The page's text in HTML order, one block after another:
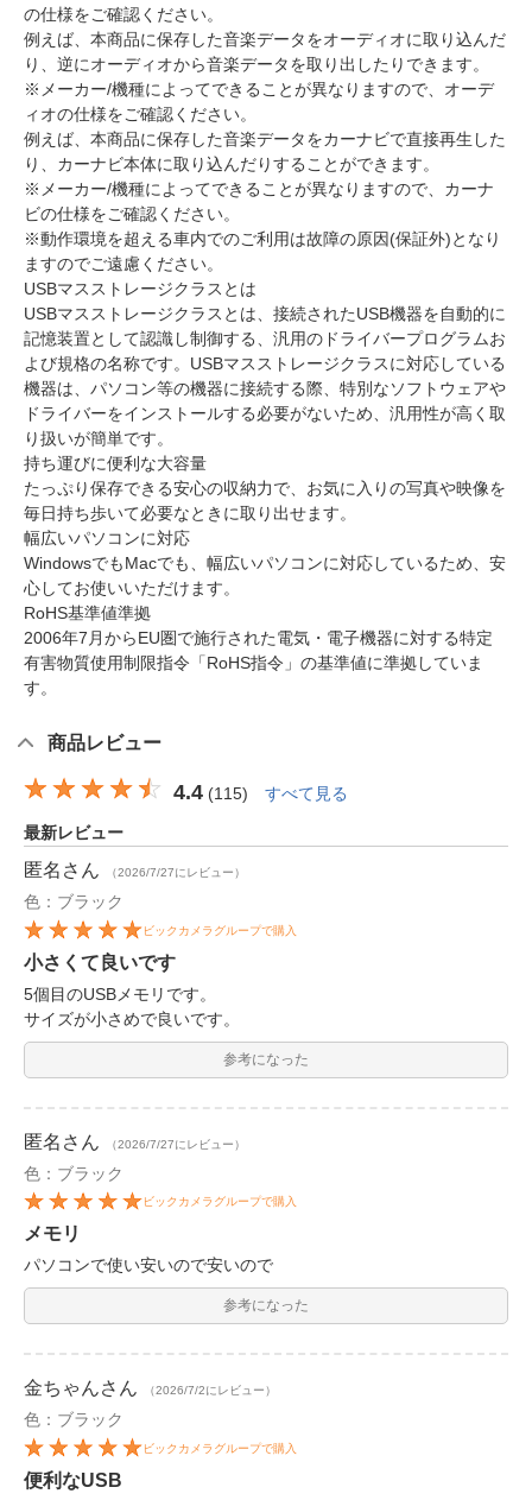
の仕様をご確認ください。
例えば、本商品に保存した音楽データをオーディオに取り込んだ
り、逆にオーディオから音楽データを取り出したりできます。
※メーカー/機種によってできることが異なりますので、オーデ
ィオの仕様をご確認ください。
例えば、本商品に保存した音楽データをカーナビで直接再生した
り、カーナビ本体に取り込んだりすることができます。
※メーカー/機種によってできることが異なりますので、カーナ
ビの仕様をご確認ください。
※動作環境を超える車内でのご利用は故障の原因(保証外)となり
ますのでご遠慮ください。
USBマスストレージクラスとは
USBマスストレージクラスとは、接続されたUSB機器を自動的に
記憶装置として認識し制御する、汎用のドライバープログラムお
よび規格の名称です。USBマスストレージクラスに対応している
機器は、パソコン等の機器に接続する際、特別なソフトウェアや
ドライバーをインストールする必要がないため、汎用性が高く取
り扱いが簡単です。
持ち運びに便利な大容量
たっぷり保存できる安心の収納力で、お気に入りの写真や映像を
毎日持ち歩いて必要なときに取り出せます。
幅広いパソコンに対応
WindowsでもMacでも、幅広いパソコンに対応しているため、安
心してお使いいただけます。
RoHS基準値準拠
2006年7月からEU圏で施行された電気・電子機器に対する特定
有害物質使用制限指令「RoHS指令」の基準値に準拠していま
す。
商品レビュー
4.4 (115) すべて見る
最新レビュー
匿名 さん （2026/7/27にレビュー）
色：ブラック
ビックカメラグループで購入
小さくて良いです
5個目のUSBメモリです。
サイズが小さめで良いです。
参考になった
匿名 さん （2026/7/27にレビュー）
色：ブラック
ビックカメラグループで購入
メモリ
パソコンで使い安いので安いので
参考になった
金ちゃんさん （2026/7/2にレビュー）
色：ブラック
ビックカメラグループで購入
便利なUSB